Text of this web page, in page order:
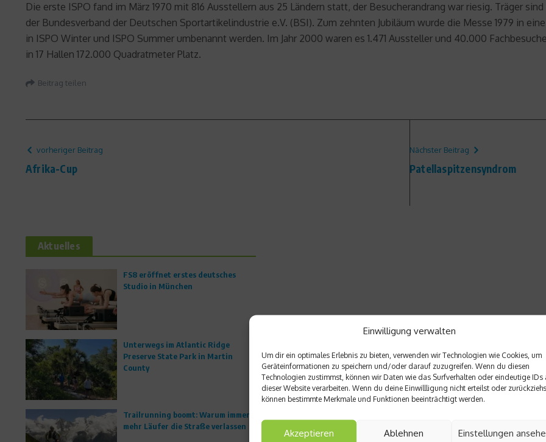
Einwilligung verwalten
Um dir ein optimales Erlebnis zu bieten, verwenden wir Technologien wie Cookies, um
Geräteinformationen zu speichern und/oder darauf zuzugreifen. Wenn du diesen
Technologien zustimmst, können wir Daten wie das Surfverhalten oder eindeutige IDs
dieser Website verarbeiten. Wenn du deine Einwillligung nicht erteilst oder
können bestimmte Merkmale und Funktionen beeinträchtigt werden.
Akzeptieren Ablehnen Einstellungen
Die erste ISPO fand im März 1970 mit 816 Ausstellern aus 25 Ländern statt, der Besucherandrang war riesig. Träger
der Bundesverband der Deutschen Sportartikelindustrie e.V. (BSI). Zum zehnten Jubiläum wurde die Messe 1979 in
in ISPO Winter und ISPO Summer umbenannt werden. Im Jahr 2000 waren es 1.471 Aussteller und 40.000
in 17 Hallen 172.000 Quadratmeter Platz.
Beitrag teilen
vorheriger Beitrag
Afrika-Cup
Nächster Beitrag
Patellaspitzensyndrom
Aktuelles
FS8 eröffnet erstes deutsches
Studio in München
Unterwegs im Atlantic Ridge
Preserve State Park in Martin
County
Trailrunning boomt: Warum immer
mehr Läufer die Straße verlassen